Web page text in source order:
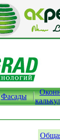
Фасады